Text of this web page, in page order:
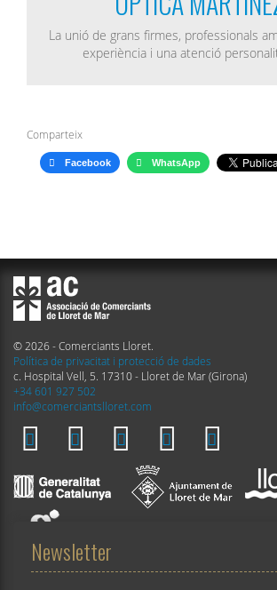
La unió de grans firmes, professionals
experiència i una atenció
Comparteix
Facebook WhatsApp
© 2026 - Comerciants Lloret.
Política de privacitat i protecció de dades
c. Hospital Vell, 5. 17310 - Lloret de Mar (Girona)
+34 601 927 502
info@comerciantslloret.com
Newsletter